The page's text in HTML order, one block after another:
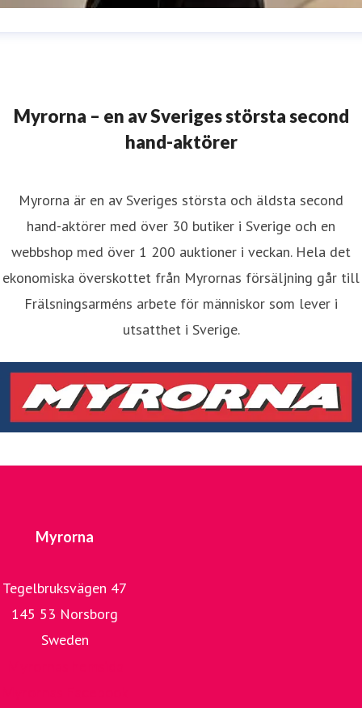
Myrorna – en av Sveriges största second
hand-aktörer
Myrorna är en av Sveriges största och äldsta second
hand-aktörer med över 30 butiker i Sverige och en
webbshop med över 1 200 auktioner i veckan. Hela det
ekonomiska överskottet från Myrornas försäljning går till
Frälsningsarméns arbete för människor som lever i
utsatthet i Sverige.
Myrorna
Tegelbruksvägen 47
145 53 Norsborg
Sweden